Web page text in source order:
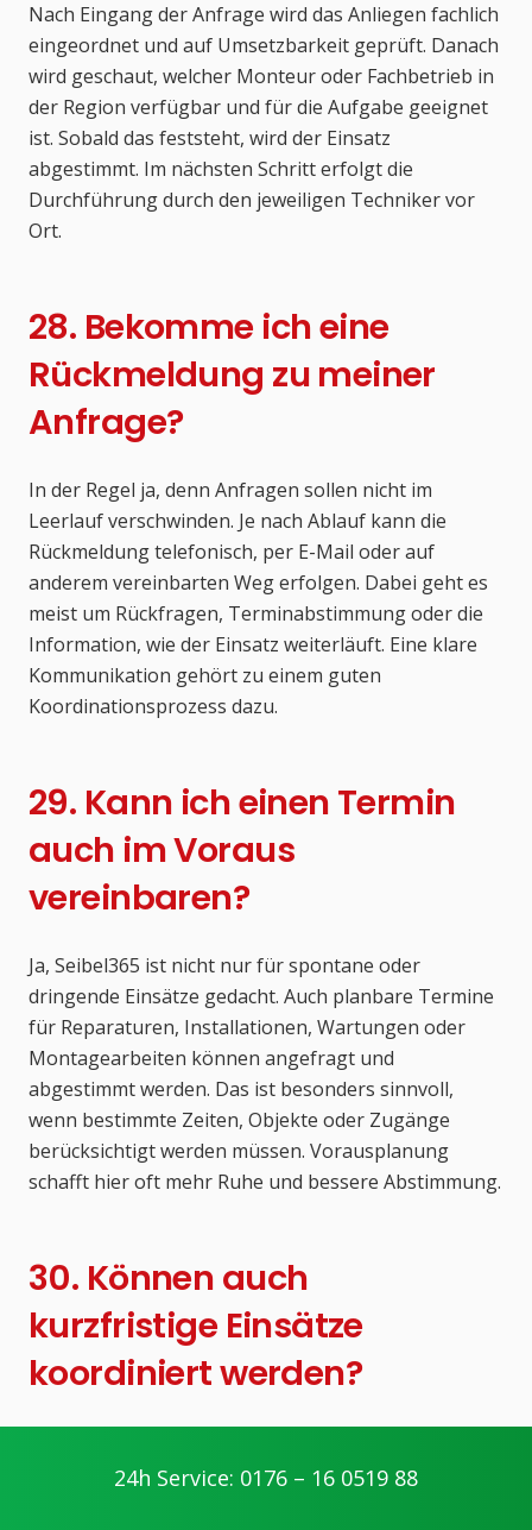
Nach Eingang der Anfrage wird das Anliegen fachlich
eingeordnet und auf Umsetzbarkeit geprüft. Danach
wird geschaut, welcher Monteur oder Fachbetrieb in
der Region verfügbar und für die Aufgabe geeignet
ist. Sobald das feststeht, wird der Einsatz
abgestimmt. Im nächsten Schritt erfolgt die
Durchführung durch den jeweiligen Techniker vor
Ort.
28. Bekomme ich eine
Rückmeldung zu meiner
Anfrage?
In der Regel ja, denn Anfragen sollen nicht im
Leerlauf verschwinden. Je nach Ablauf kann die
Rückmeldung telefonisch, per E-Mail oder auf
anderem vereinbarten Weg erfolgen. Dabei geht es
meist um Rückfragen, Terminabstimmung oder die
Information, wie der Einsatz weiterläuft. Eine klare
Kommunikation gehört zu einem guten
Koordinationsprozess dazu.
29. Kann ich einen Termin
auch im Voraus
vereinbaren?
Ja, Seibel365 ist nicht nur für spontane oder
dringende Einsätze gedacht. Auch planbare Termine
für Reparaturen, Installationen, Wartungen oder
Montagearbeiten können angefragt und
abgestimmt werden. Das ist besonders sinnvoll,
wenn bestimmte Zeiten, Objekte oder Zugänge
berücksichtigt werden müssen. Vorausplanung
schafft hier oft mehr Ruhe und bessere Abstimmung.
30. Können auch
kurzfristige Einsätze
koordiniert werden?
Anfragen. Gerade bei technischen Ausfällen,
24h Service: 0176 – 16 0519 88